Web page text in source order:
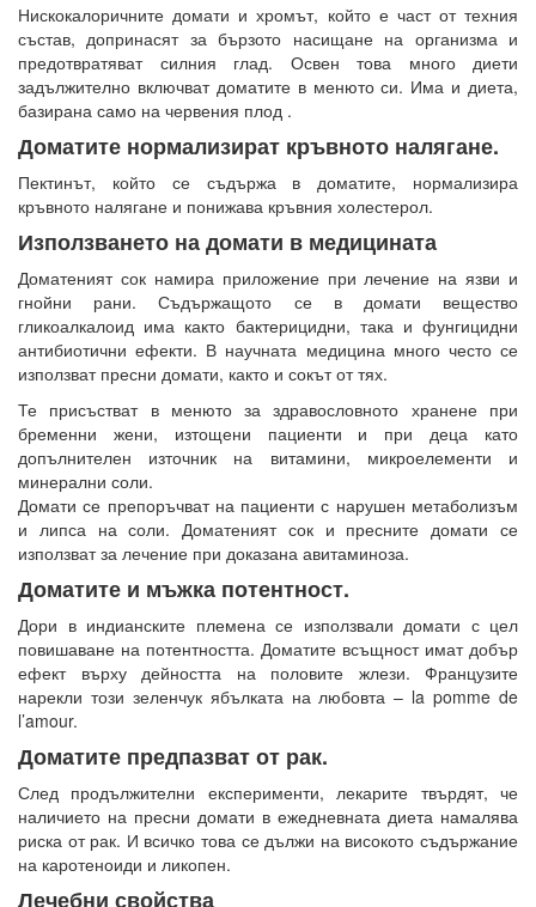
Нискокалоричните домати и хромът, който е част от техния
състав, допринасят за бързото насищане на организма и
предотвратяват силния глад. Освен това много диети
задължително включват доматите в менюто си. Има и диета,
базирана само на червения плод .
Доматите нормализират кръвното налягане.
Пектинът, който се съдържа в доматите, нормализира
кръвното налягане и понижава кръвния холестерол.
Използването на домати в медицината
Доматеният сок намира приложение при лечение на язви и
гнойни рани. Съдържащото се в домати вещество
гликоалкалоид има както бактерицидни, така и фунгицидни
антибиотични ефекти. В научната медицина много често се
използват пресни домати, както и сокът от тях.
Те присъстват в менюто за здравословното хранене при
бременни жени, изтощени пациенти и при деца като
допълнителен източник на витамини, микроелементи и
минерални соли.
Домати се препоръчват на пациенти с нарушен метаболизъм
и липса на соли. Доматеният сок и пресните домати се
използват за лечение при доказана авитаминоза.
Доматите и мъжка потентност.
Дори в индианските племена се използвали домати с цел
повишаване на потентността. Доматите всъщност имат добър
ефект върху дейността на половите жлези. Французите
нарекли този зеленчук ябълката на любовта – la pomme de
l’amour.
Доматите предпазват от рак.
След продължителни експерименти, лекарите твърдят, че
наличието на пресни домати в ежедневната диета намалява
риска от рак. И всичко това се дължи на високото съдържание
на каротеноиди и ликопен.
Лечебни свойства